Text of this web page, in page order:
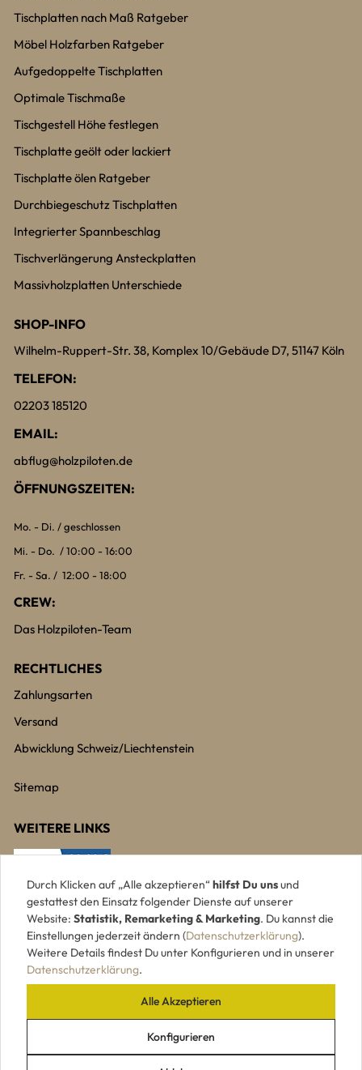
Tischplatten nach Maß Ratgeber
Möbel Holzfarben Ratgeber
Aufgedoppelte Tischplatten
Optimale Tischmaße
Tischgestell Höhe festlegen
Tischplatte geölt oder lackiert
Tischplatte ölen Ratgeber
Durchbiegeschutz Tischplatten
Integrierter Spannbeschlag
Tischverlängerung Ansteckplatten
Massivholzplatten Unterschiede
SHOP-INFO
Wilhelm-Ruppert-Str. 38, Komplex 10/Gebäude D7, 51147 Köln
TELEFON:
02203 185120
EMAIL:
abflug@holzpiloten.de
ÖFFNUNGSZEITEN:
Mo. - Di. / geschlossen
Mi. - Do. / 10:00 - 16:00
Fr. - Sa. / 12:00 - 18:00
CREW:
Das Holzpiloten-Team
RECHTLICHES
Zahlungsarten
Versand
Abwicklung Schweiz/Liechtenstein
Sitemap
WEITERE LINKS
UNSERE ZAHLUNGSARTEN
Durch Klicken auf „Alle akzeptieren“ hilfst Du unsund
gestattest den Einsatz folgender Dienste auf unserer
Website: Statistik, Remarketing & Marketing. Du kannst die
Einstellungen jederzeit ändern (Datenschutzerklärung).
Weitere Details findest Du unter Konfigurieren und in unserer
Datenschutzerklärung.
Konfigurieren
Alle Akzeptieren